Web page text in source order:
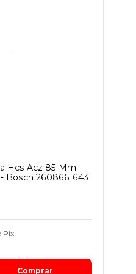
Hcs Acz 85 Mm
Bosch 2608661643
Pix
Comprar